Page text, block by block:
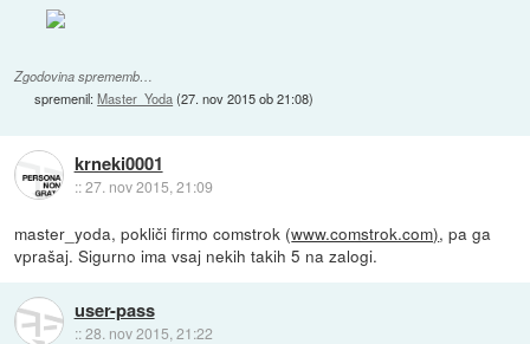
Zgodovina sprememb…
spremenil:Master_Yoda(27. nov 2015 ob 21:08)
krneki0001
::27. nov 2015, 21:09
master_yoda, pokliči firmo comstrok (www.comstrok.com), pa ga
vprašaj. Sigurno ima vsaj nekih takih 5 na zalogi.
user-pass
::28. nov 2015, 21:22